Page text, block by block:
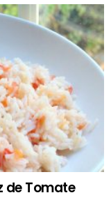
de Tomate